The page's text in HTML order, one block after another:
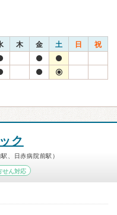
木 金 土 日 祝
ク
、日赤病院前駅）
せん対応